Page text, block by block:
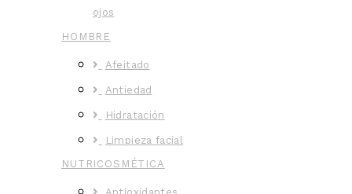
ojos
HOMBRE
Afeitado
Antiedad
Hidratación
Limpieza facial
NUTRICOSMÉTICA